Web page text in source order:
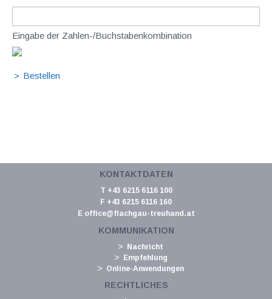
Eingabe der Zahlen-/Buchstabenkombination
KONTAKTDATEN
T +43 6215 6116 100
F +43 6215 6116 160
E office@flachgau-treuhand.at
KOMMUNIKATION
Nachricht
Empfehlung
Online-Anwendungen
RECHTLICHES